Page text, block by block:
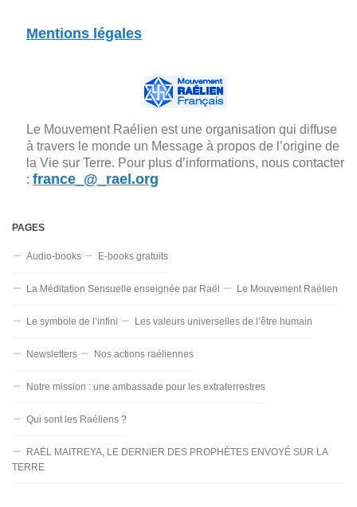
Mentions légales
Le Mouvement Raélien est une organisation qui diffuse
à travers le monde un Message à propos de l’origine de
la Vie sur Terre. Pour plus d’informations, nous contacter
: france_@_rael.org
PAGES
Audio-books E-books gratuits
La Méditation Sensuelle enseignée par Raël Le Mouvement Raélien
Le symbole de l’infini Les valeurs universelles de l’être humain
Newsletters Nos actions raéliennes
Notre mission : une ambassade pour les extraterrestres
Qui sont les Raéliens ?
RAËL MAITREYA, LE DERNIER DES PROPHÈTES ENVOYÉ SUR LA
TERRE